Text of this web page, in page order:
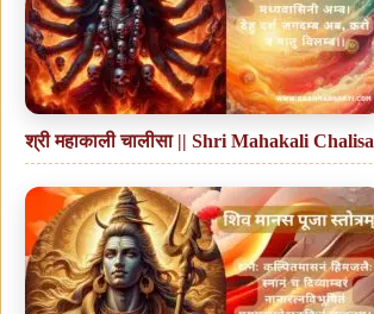
श्री महाकाली चालीसा || Shri Mahakali Chalisa